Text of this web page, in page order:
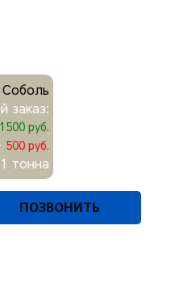
Соболь
заказ:
1500 руб.
500 руб.
тонна
ПОЗВОНИТЬ